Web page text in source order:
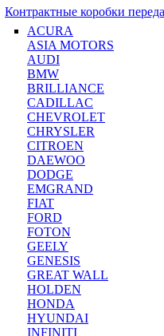
Контрактные коробки
ACURA
ASIA MOTORS
AUDI
BMW
BRILLIANCE
CADILLAC
CHEVROLET
CHRYSLER
CITROEN
DAEWOO
DODGE
EMGRAND
FIAT
FORD
FOTON
GEELY
GENESIS
GREAT WALL
HOLDEN
HONDA
HYUNDAI
INFINITI